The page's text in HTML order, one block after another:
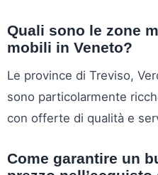
Quali sono le zone
mobili in Veneto?
Le province di Treviso,
sono particolarmente
con offerte di qualità e
Come garantire un